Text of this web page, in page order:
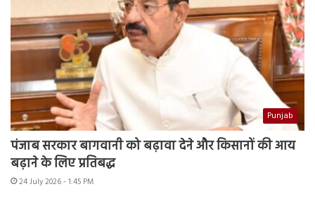
Punjab
पंजाब सरकार बागवानी को बढ़ावा देने और किसानों की आय
बढ़ाने के लिए प्रतिबद्ध
24 July 2026 - 1:45 PM